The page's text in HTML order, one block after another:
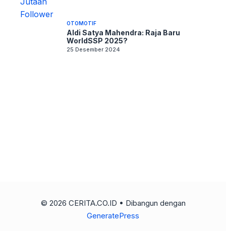
OTOMOTIF
Aldi Satya Mahendra: Raja Baru
WorldSSP 2025?
25 Desember 2024
© 2026 CERITA.CO.ID • Dibangun dengan
GeneratePress